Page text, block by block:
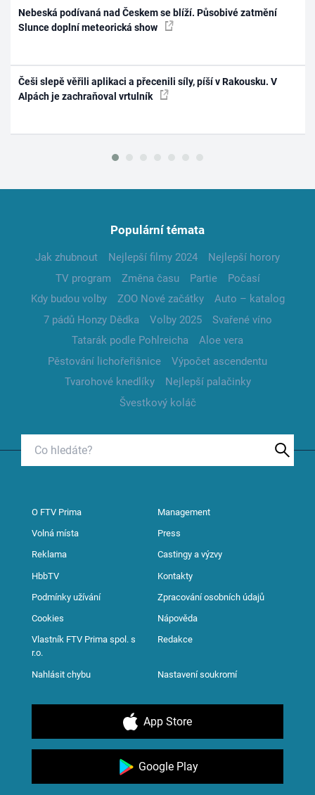
Nebeská podívaná nad Českem se blíží. Působivé zatmění
Slunce doplní meteorická show
Češi slepě věřili aplikaci a přecenili síly, píší v Rakousku. V
Alpách je zachraňoval vrtulník
Populární témata
Jak zhubnout Nejlepší filmy 2024
Nejlepší horory
TV program
Změna času Partie
Počasí
Kdy budou volby
ZOO Nové začátky
Auto – katalog
7 pádů Honzy Dědka
Volby 2025
Svařené víno
Tatarák podle Pohlreicha
Aloe vera
Pěstování lichořeřišnice
Výpočet ascendentu
Tvarohové knedlíky
Nejlepší palačinky
Švestkový koláč
O FTV Prima Management
Volná místa Press
Reklama Castingy a výzvy
HbbTV Kontakty
Podmínky užívání Zpracování osobních údajů
Cookies Nápověda
Vlastník FTV Prima spol. s
r.o.
Redakce
Nahlásit chybu Nastavení soukromí
App Store
Google Play